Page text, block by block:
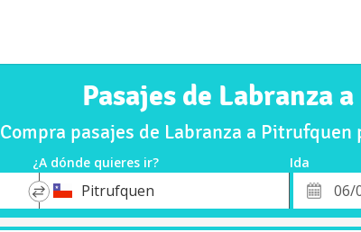
Pasajes de Labranza
Compra pasajes de Labranza a
¿A dónde quieres ir? Ida
*
DestinoPitrufquen
Fecha
de